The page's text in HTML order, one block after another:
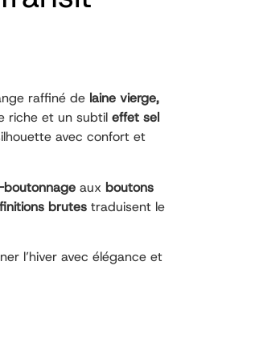
raffiné de laine vierge,
riche et un subtil effet sel
avec confort et
aux boutons
finitions brutes traduisent le
l’hiver avec élégance et